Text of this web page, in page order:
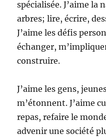
spécialisée. J’aime la
arbres; lire, écrire,
J’aime les défis
échanger,
construire.
J’aime les gens,
m’étonnent. J’aime
repas, refaire le
advenir une société